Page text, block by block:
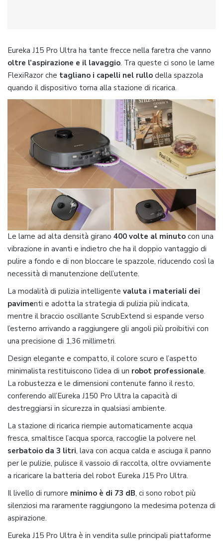
Eureka J15 Pro Ultra ha tante frecce nella faretra che vanno
oltre l’aspirazione e il lavaggio. Tra queste ci sono le lame
FlexiRazor che tagliano i capelli nel rullo della spazzola
quando il dispositivo torna alla stazione di ricarica.
Le lame ad alta densità girano 400 volte al minuto con una
vibrazione in avanti e indietro che ha il doppio vantaggio di
pulire a fondo e di non bloccare le spazzole, riducendo così la
necessità di manutenzione dell’utente.
La modalità di pulizia intelligente valuta i materiali dei
pavimenti e adotta la strategia di pulizia più indicata,
mentre il braccio oscillante ScrubExtend si espande verso
l’esterno arrivando a raggiungere gli angoli più proibitivi con
una precisione di 1,36 millimetri.
Design elegante e compatto, il colore scuro e l’aspetto
minimalista restituiscono l’idea di un robot professionale.
La robustezza e le dimensioni contenute fanno il resto,
conferendo all’Eureka J150 Pro Ultra la capacità di
destreggiarsi in sicurezza in qualsiasi ambiente.
La stazione di ricarica riempie automaticamente acqua
fresca, smaltisce l’acqua sporca, raccoglie la polvere nel
serbatoio da 3 litri, lava con acqua calda e asciuga il panno
per le pulizie, pulisce il vassoio di raccolta, oltre ovviamente
a ricaricare la batteria del robot Eureka J15 Pro Ultra.
Il livello di rumore minimo è di 73 dB, ci sono robot più
silenziosi ma raramente raggiungono la medesima potenza di
aspirazione.
Eureka J15 Pro Ultra è in vendita sulle principali piattaforme